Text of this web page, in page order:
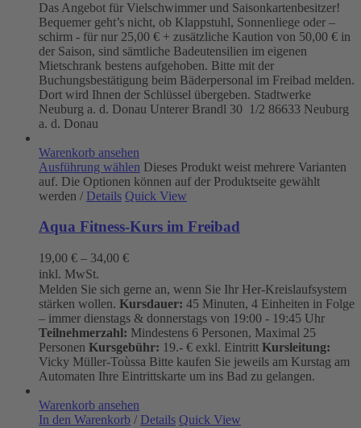
Das Angebot für Vielschwimmer und Saisonkartenbesitzer!
Bequemer geht’s nicht, ob Klappstuhl, Sonnenliege oder –
schirm - für nur 25,00 € + zusätzliche Kaution von 50,00 € in
der Saison, sind sämtliche Badeutensilien im eigenen
Mietschrank bestens aufgehoben. Bitte mit der
Buchungsbestätigung beim Bäderpersonal im Freibad melden.
Dort wird Ihnen der Schlüssel übergeben. Stadtwerke
Neuburg a. d. Donau Unterer Brandl 30 1/2 86633 Neuburg
a. d. Donau
Warenkorb ansehen
Ausführung wählen Dieses Produkt weist mehrere Varianten
auf. Die Optionen können auf der Produktseite gewählt
werden / Details Quick View
Aqua Fitness-Kurs im Freibad
19,00 € – 34,00 €
inkl. MwSt.
Melden Sie sich gerne an, wenn Sie Ihr Her-Kreislaufsystem
stärken wollen. Kursdauer: 45 Minuten, 4 Einheiten in Folge
– immer dienstags & donnerstags von 19:00 - 19:45 Uhr
Teilnehmerzahl: Mindestens 6 Personen, Maximal 25
Personen Kursgebühr: 19.- € exkl. Eintritt Kursleitung:
Vicky Müller-Toùssa Bitte kaufen Sie jeweils am Kurstag am
Automaten Ihre Eintrittskarte um ins Bad zu gelangen.
Warenkorb ansehen
In den Warenkorb / Details Quick View